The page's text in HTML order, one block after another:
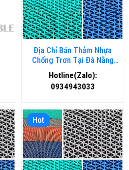
Địa Chỉ Bán Thảm Nhựa
Chống Trơn Tại Đà Nẵng
Chất Lượng, Giá Rẻ
Hotline(Zalo):
0934943033
Hot